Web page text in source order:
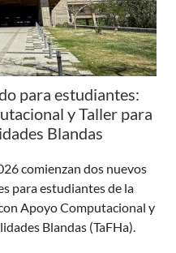
para estudiantes:
y Taller para
Blandas
comienzan dos nuevos
para estudiantes de la
Apoyo Computacional y
Blandas (TaFHa).